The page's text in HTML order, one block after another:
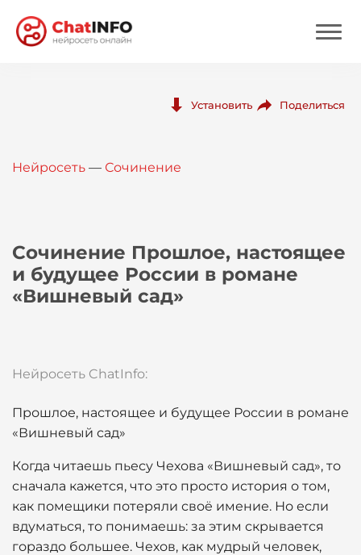
Вход
Установить Поделиться
Нейросеть — Сочинение
Сочинение Прошлое, настоящее
и будущее России в романе
«Вишневый сад»
Нейросеть ChatInfo:
Прошлое, настоящее и будущее России в романе
«Вишневый сад»
Когда читаешь пьесу Чехова «Вишневый сад», то
сначала кажется, что это просто история о том,
как помещики потеряли своё имение. Но если
вдуматься, то понимаешь: за этим скрывается
гораздо большее. Чехов, как мудрый человек,